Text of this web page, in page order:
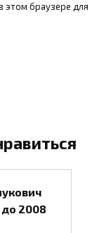
этом браузере для
2008